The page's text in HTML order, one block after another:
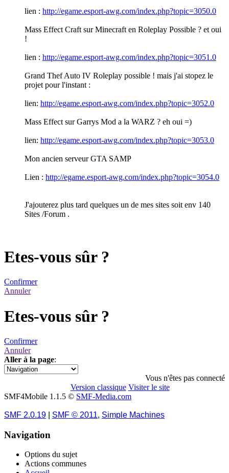
lien : http://egame.esport-awg.com/index.php?topic=3050.0
Mass Effect Craft sur Minecraft en Roleplay Possible ? et oui
!
lien : http://egame.esport-awg.com/index.php?topic=3051.0
Grand Thef Auto IV Roleplay possible ! mais j'ai stopez le
projet pour l'instant :
lien: http://egame.esport-awg.com/index.php?topic=3052.0
Mass Effect sur Garrys Mod a la WARZ ? eh oui =)
lien: http://egame.esport-awg.com/index.php?topic=3053.0
Mon ancien serveur GTA SAMP
Lien : http://egame.esport-awg.com/index.php?topic=3054.0
J'ajouterez plus tard quelques un de mes sites soit env 140
Sites /Forum .
Etes-vous sûr ?
Confirmer
Annuler
Etes-vous sûr ?
Confirmer
Annuler
Aller à la page:
1
Vous n'êtes pas connecté
Version classique Visiter le site
SMF4Mobile 1.1.5 © SMF-Media.com
SMF 2.0.19 SMF © 2011, Simple Machines
Navigation
Options du sujet
Actions communes